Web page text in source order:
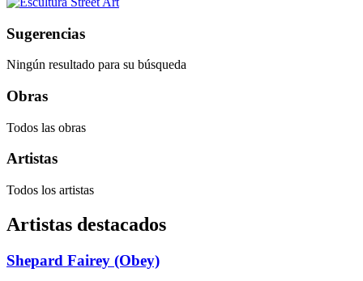
Sugerencias
Ningún resultado para su búsqueda
Obras
Todos las obras
Artistas
Todos los artistas
Artistas destacados
Shepard Fairey (Obey)